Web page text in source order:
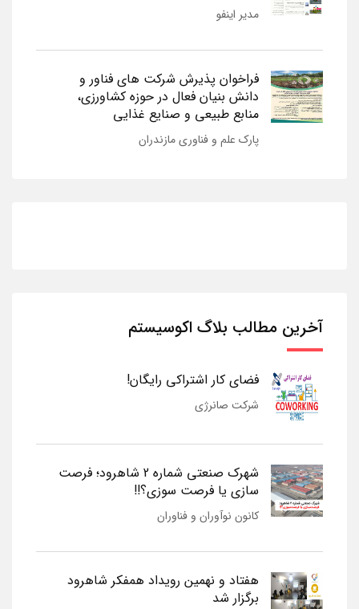
مدیر اینفو
فراخوان پذیرش شرکت های فناور و
دانش بنیان فعال در حوزه کشاورزی،
منابع طبیعی و صنایع غذایی
پارک علم و فناوری مازندران
آخرین مطالب بلاگ اکوسیستم
فضای کار اشتراکی رایگان!
شرکت صانرژی
شهرک صنعتی شماره 2 شاهرود؛ فرصت
سازی یا فرصت سوزی؟!!
کانون نوآوران و فناوران
هفتاد و نهمین رویداد همفکر شاهرود
برگزار شد